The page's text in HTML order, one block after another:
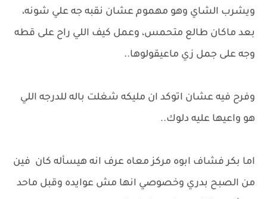
ويشرب الشاي وهو مهموم عشان نقبه جه علي شونه،
بعد ماكان طالع متحمس، وعمل كيف اللي راح على قطه
وجه على جمل زي ماعيقولوها..
وفرح فيه عشان اتوكد ان مليكه شغلت باله للدرجه اللي
هو واعيها عليه دلوك..
اما بكر فشاف ابوه مركز معاه عرف انه هيسأله كان فين
من الصبح بدري وخصوصي انها مش عوايده وقبل ماحد